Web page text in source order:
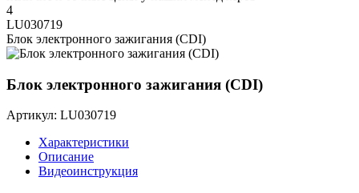
4
LU030719
Блок электронного зажигания (CDI)
Блок электронного зажигания (CDI)
Артикул: LU030719
Характеристики
Описание
Видеоинструкция